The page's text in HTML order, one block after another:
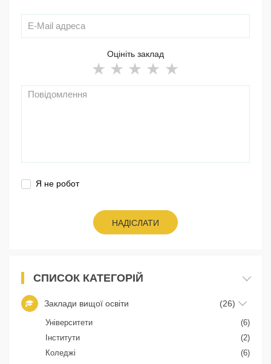
Оцініть заклад
Я не робот
НАДІСЛАТИ
СПИСОК КАТЕГОРІЙ
Заклади вищої освіти (26)
Університети
(6)
Інститути
(2)
Коледжі
(6)